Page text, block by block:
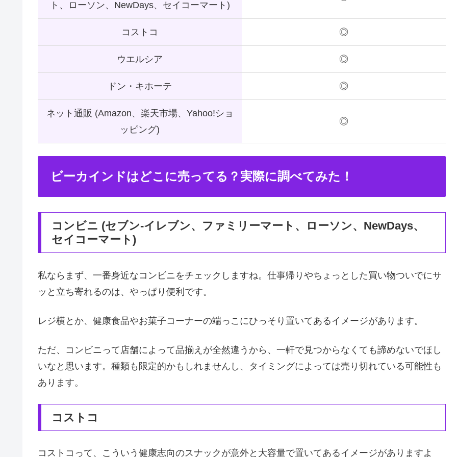
ト、ローソン、NewDays、セイコーマート)
コストコ ◎
ウエルシア ◎
ドン・キホーテ ◎
ネット通販 (Amazon、楽天市場、Yahoo!ショ
ッピング)
◎
ビーカインドはどこに売ってる？実際に調べてみた！
コンビニ (セブン-イレブン、ファミリーマート、ローソン、NewDays、
セイコーマート)
私ならまず、一番身近なコンビニをチェックしますね。仕事帰りやちょっとした買い物ついでにサ
ッと立ち寄れるのは、やっぱり便利です。
レジ横とか、健康食品やお菓子コーナーの端っこにひっそり置いてあるイメージがあります。
ただ、コンビニって店舗によって品揃えが全然違うから、一軒で見つからなくても諦めないでほし
いなと思います。種類も限定的かもしれませんし、タイミングによっては売り切れている可能性も
あります。
コストコ
コストコって、こういう健康志向のスナックが意外と大容量で置いてあるイメージがありますよ